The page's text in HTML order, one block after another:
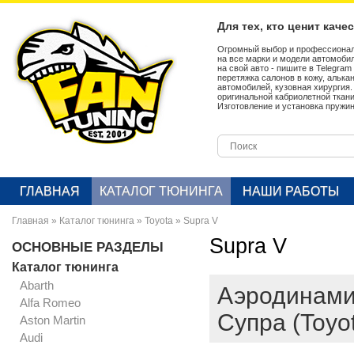
Для тех, кто ценит
Огромный выбор и
на все марки и модели
на свой авто - пишите в
перетяжка салонов в кожу,
автомобилей, кузовная
оригинальной кабриолетной
Изготовление и установка
ГЛАВНАЯ КАТАЛОГ ТЮНИНГА НАШИ РАБОТЫ
Главная » Каталог тюнинга » Toyota » Supra V
ОСНОВНЫЕ РАЗДЕЛЫ
Каталог тюнинга
Abarth
Alfa Romeo
Aston Martin
Audi
Supra V
Супра